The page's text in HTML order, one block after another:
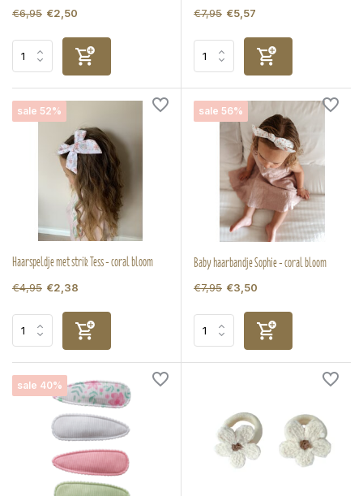
€6,95 €2,50 €7,95 €5,57
sale 52%
Haarspeldje met strik Tess - coral bloom
€4,95 €2,38
sale 56%
Baby haarbandje Sophie - coral bloom
€7,95 €3,50
sale 40%